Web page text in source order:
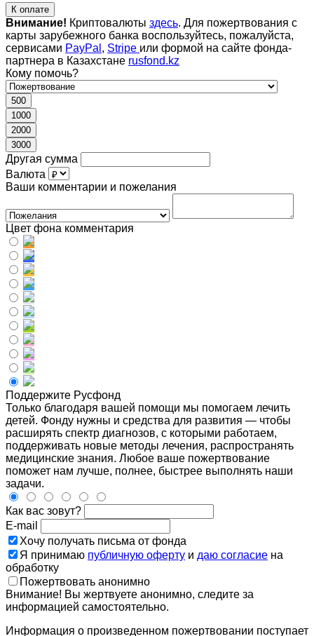
К оплате
Внимание! Криптовалюты здесь. Для пожертвования с
карты зарубежного банка воспользуйтесь, пожалуйста,
сервисами PayPal , Stripe или формой на сайте фонда-
партнера в Казахстане rusfond.kz
Кому помочь?
500
1000
2000
3000
Другая сумма
Валюта
Ваши комментарии и пожелания
Цвет фона комментария
Поддержите Русфонд
Только благодаря вашей помощи мы помогаем лечить
детей. Фонду нужны и средства для развития — чтобы
расширять спектр диагнозов, с которыми работаем,
поддерживать новые методы лечения, распространять
медицинские знания. Любое ваше пожертвование
поможет нам лучше, полнее, быстрее выполнять наши
задачи.
Как вас зовут?
E-mail
Хочу получать письма от фонда
Я принимаю публичную оферту и даю согласие на
обработку
Пожертвовать анонимно
Внимание! Вы жертвуете анонимно, следите за
информацией самостоятельно.
Информация о произведенном пожертвовании поступает